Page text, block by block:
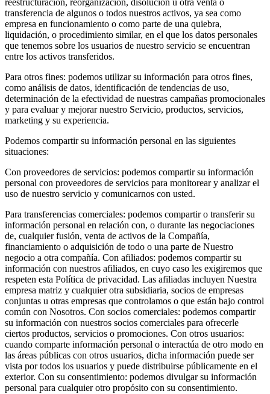
transferencia de algunos o todos nuestros activos, ya sea como
empresa en funcionamiento o como parte de una quiebra,
liquidación, o procedimiento similar, en el que los datos personales
que tenemos sobre los usuarios de nuestro servicio se encuentran
entre los activos transferidos.
Para otros fines: podemos utilizar su información para otros fines,
como análisis de datos, identificación de tendencias de uso,
determinación de la efectividad de nuestras campañas promocionales
y para evaluar y mejorar nuestro Servicio, productos, servicios,
marketing y su experiencia.
Podemos compartir su información personal en las siguientes
situaciones:
Con proveedores de servicios: podemos compartir su información
personal con proveedores de servicios para monitorear y analizar el
uso de nuestro servicio y comunicarnos con usted.
Para transferencias comerciales: podemos compartir o transferir su
información personal en relación con, o durante las negociaciones
de, cualquier fusión, venta de activos de la Compañía,
financiamiento o adquisición de todo o una parte de Nuestro
negocio a otra compañía. Con afiliados: podemos compartir su
información con nuestros afiliados, en cuyo caso les exigiremos que
respeten esta Política de privacidad. Las afiliadas incluyen Nuestra
empresa matriz y cualquier otra subsidiaria, socios de empresas
conjuntas u otras empresas que controlamos o que están bajo control
común con Nosotros. Con socios comerciales: podemos compartir
su información con nuestros socios comerciales para ofrecerle
ciertos productos, servicios o promociones. Con otros usuarios:
cuando comparte información personal o interactúa de otro modo en
las áreas públicas con otros usuarios, dicha información puede ser
vista por todos los usuarios y puede distribuirse públicamente en el
exterior. Con su consentimiento: podemos divulgar su información
personal para cualquier otro propósito con su consentimiento.